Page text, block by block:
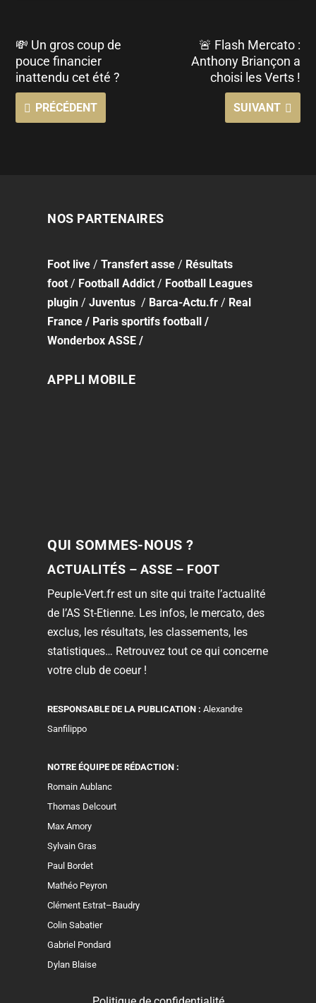
💸 Un gros coup de
pouce financier
inattendu cet été ?
PRÉCÉDENT
🚨 Flash Mercato :
Anthony Briançon a
choisi les Verts !
SUIVANT
NOS PARTENAIRES
Foot live /Transfert asse / Résultats
foot / Football Addict / Football Leagues
plugin /Juventus / Barca-Actu.fr / Real
France / Paris sportifs football /
Wonderbox ASSE /
APPLI MOBILE
QUI SOMMES-NOUS ?
ACTUALITÉS – ASSE – FOOT
Peuple-Vert.fr est un site qui traite l’actualité
de l’AS St-Etienne. Les infos, le mercato, des
exclus, les résultats, les classements, les
statistiques… Retrouvez tout ce qui concerne
votre club de coeur !
RESPONSABLE DE LA PUBLICATION : Alexandre
Sanfilippo
NOTRE ÉQUIPE DE RÉDACTION :
Romain Aublanc
Thomas Delcourt
Max Amory
Sylvain Gras
Paul Bordet
Mathéo Peyron
Clément Estrat–Baudry
Colin Sabatier
Gabriel Pondard
Dylan Blaise